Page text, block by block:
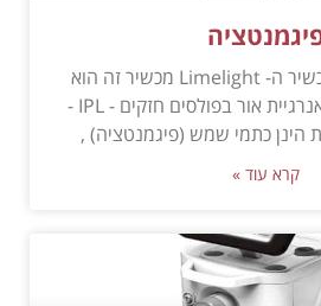
הטיפול מבוצע במכשיר ה- Limelight מכשיר זה הוא
מהדור האחרון של אנרגיית אור בפולסים חזקים - IPL -
הינן כתמי שמש (פיגמנטציה) ,
קרא עוד »